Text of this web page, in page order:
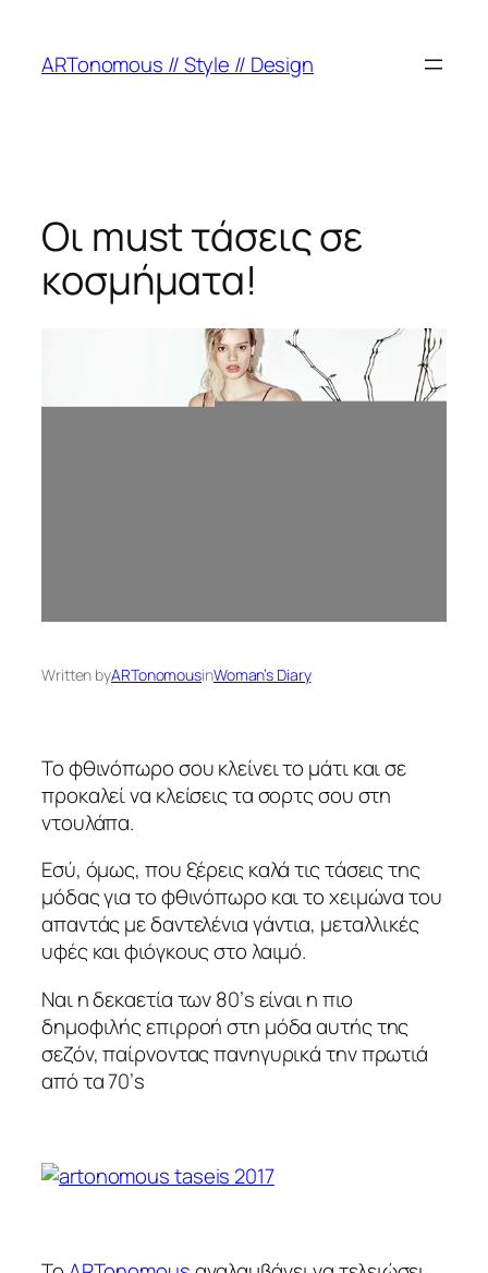
ARTonomous // Style // Design
Οι must τάσεις σε
κοσμήματα!
Written byARTonomousinWoman’s Diary
Το φθινόπωρο σου κλείνει το μάτι και σε
προκαλεί να κλείσεις τα σορτς σου στη
ντουλάπα.
Εσύ, όμως, που ξέρεις καλά τις τάσεις της
μόδας για το φθινόπωρο και το χειμώνα του
απαντάς με δαντελένια γάντια, μεταλλικές
υφές και φιόγκους στο λαιμό.
Ναι η δεκαετία των 80’s είναι η πιο
δημοφιλής επιρροή στη μόδα αυτής της
σεζόν, παίρνοντας πανηγυρικά την πρωτιά
από τα 70’s